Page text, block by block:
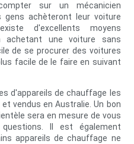
sur un mécanicien
gens achèteront leur voiture
d'excellents moyens
achetant une voiture sans
de se procurer des voitures
facile de le faire en suivant
d'appareils de chauffage les
vendus en Australie. Un bon
sera en mesure de vous
Il est également
appareils de chauffage ne